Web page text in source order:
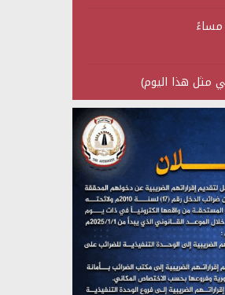
مثل هذا اليوم)
حول جرائم تحالف